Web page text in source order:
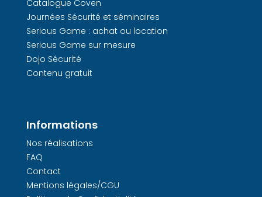
Catalogue Coven
Journées Sécurité et séminaires
Serious Game : achat ou location
Serious Game sur mesure
Dojo Sécurité
Contenu gratuit
Informations
Nos réalisations
FAQ
Contact
Mentions légales/CGU